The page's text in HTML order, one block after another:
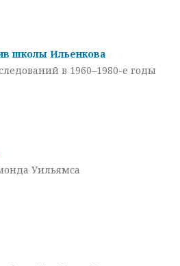
школы Ильенкова
в 1960–1980-е годы
Уильямса